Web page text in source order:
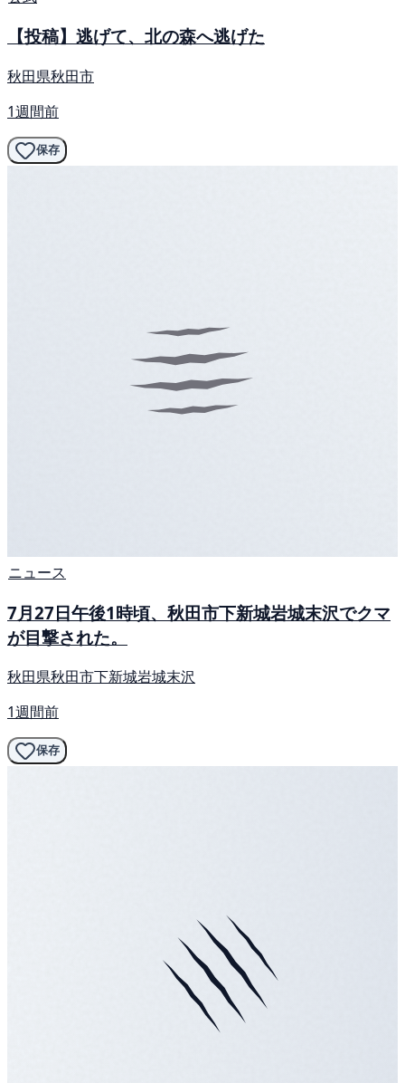
【投稿】逃げて、北の森へ逃げた
秋田県秋田市
1週間前
保存
ニュース
7月27日午後1時頃、秋田市下新城岩城末沢でクマ
が目撃された。
秋田県秋田市下新城岩城末沢
1週間前
保存